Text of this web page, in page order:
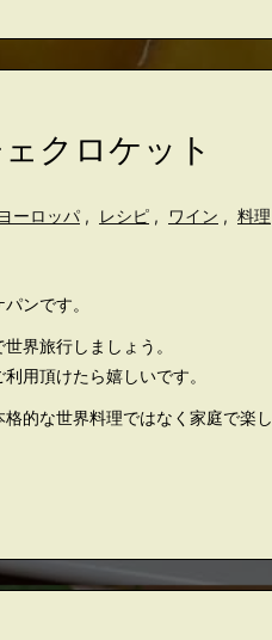
クロケット
ヨーロッパ , レシピ , ワイン , 料理
ンです。
界旅行しましょう。
用頂けたら嬉しいです。
的な世界料理ではなく家庭で楽